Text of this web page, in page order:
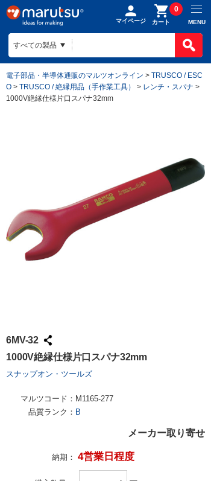
マイページ カート
0
MENU
電子部品・半導体通販のマルツオンライン > TRUSCO / ESC
O > TRUSCO / 絶縁用品（手作業工具） > レンチ・スパナ >
1000V絶縁仕様片口スパナ32mm
6MV-32
1000V絶縁仕様片口スパナ32mm
スナップオン・ツールズ
マルツコード： M1165-277
品質ランク： B
メーカー取り寄せ
納期： 4営業日程度